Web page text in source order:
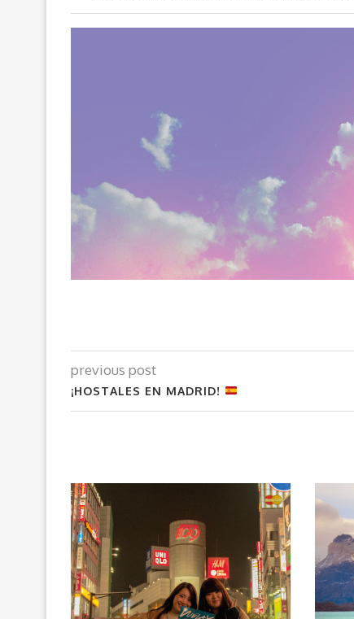
previous post
¡HOSTALES EN MADRID!